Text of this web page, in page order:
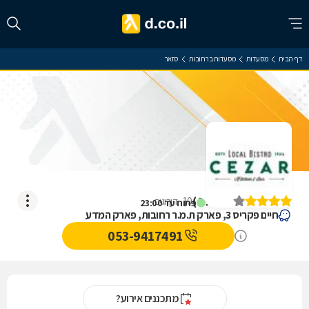
דף הבית מסעדות מסעדות ברחובות סזאר
פתוח עד 23:00
סזאר
4.1
)
10דירוגים
חיים פקריס 3, פארק ת.מ.ר רחובות, פארק המדע
053-9417491
מתכננים אירוע?